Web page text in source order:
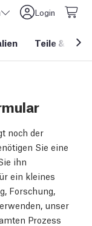
Login
Teile &
noch der
Sie eine
ihn
ein kleines
Forschung,
unser
Prozess